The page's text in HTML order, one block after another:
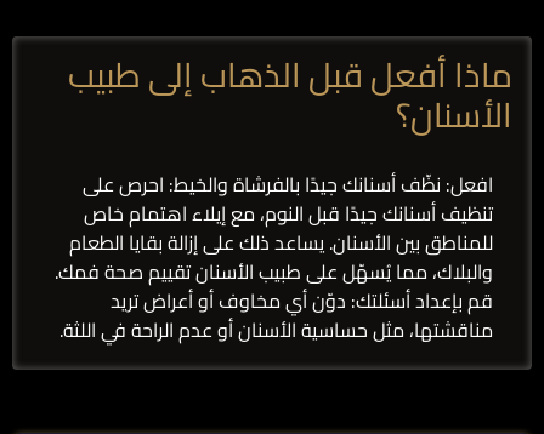
ماذا أفعل قبل الذهاب إلى طبيب
الأسنان؟
افعل: نظّف أسنانك جيدًا بالفرشاة والخيط: احرص على
تنظيف أسنانك جيدًا قبل النوم، مع إيلاء اهتمام خاص
للمناطق بين الأسنان. يساعد ذلك على إزالة بقايا الطعام
والبلاك، مما يُسهّل على طبيب الأسنان تقييم صحة فمك.
قم بإعداد أسئلتك: دوّن أي مخاوف أو أعراض تريد
مناقشتها، مثل حساسية الأسنان أو عدم الراحة في اللثة.